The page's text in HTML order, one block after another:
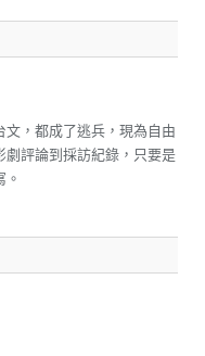
文，都成了逃兵，現為自由
劇評論到採訪紀錄，只要是
。